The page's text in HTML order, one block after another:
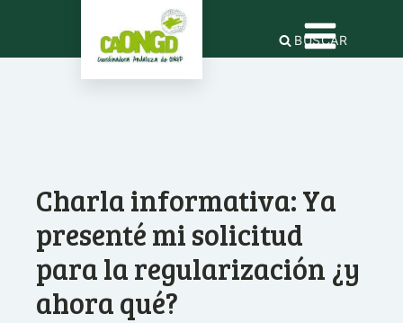
BUSCAR
Charla informativa: Ya
presenté mi solicitud
para la regularización ¿y
ahora qué?